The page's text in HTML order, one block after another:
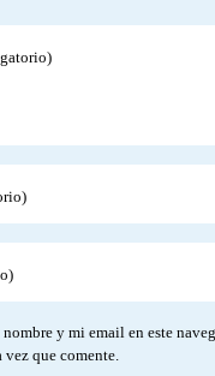
y mi email en este
que comente.